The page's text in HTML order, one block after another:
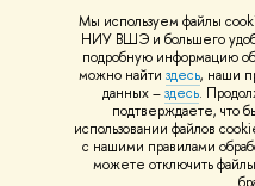
Мы используем файлы
НИУ ВШЭ и большего
подробную информацию
можно найти здесь, наши
данных –здесь.
подтверждаете, что
использовании файлов
с нашими правилами
можете отключить
Массовые открытые
© НИУ ВШЭ 1993–2026
использования материалов
Шрифты HSE Sans и HSE Slab